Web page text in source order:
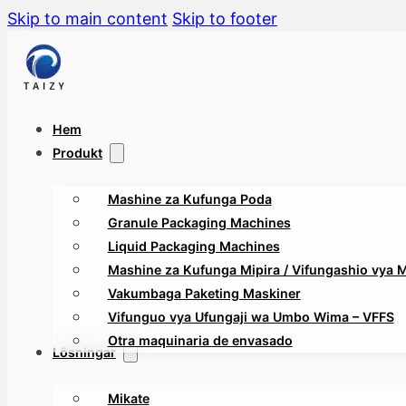
Skip to main content Skip to footer
Hem
Produkt
Mashine za Kufunga Poda
Granule Packaging Machines
Liquid Packaging Machines
Mashine za Kufunga Mipira / Vifungashio vya
Vakumbaga Paketing Maskiner
Vifunguo vya Ufungaji wa Umbo Wima – VFFS
Otra maquinaria de envasado
Lösningar
Mikate